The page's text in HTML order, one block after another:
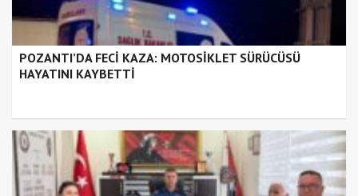
POZANTI’DA FECİ KAZA: MOTOSİKLET SÜRÜCÜSÜ
HAYATINI KAYBETTİ